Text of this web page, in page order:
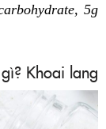
5g
Khoai lang